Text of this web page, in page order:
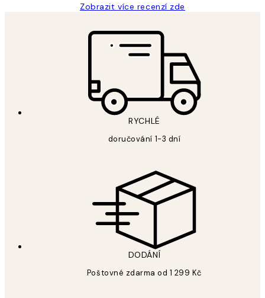
Zobrazit více recenzí zde
RYCHLÉ
doručování 1-3 dní
DODÁNÍ
Poštovné zdarma od 1 299 Kč